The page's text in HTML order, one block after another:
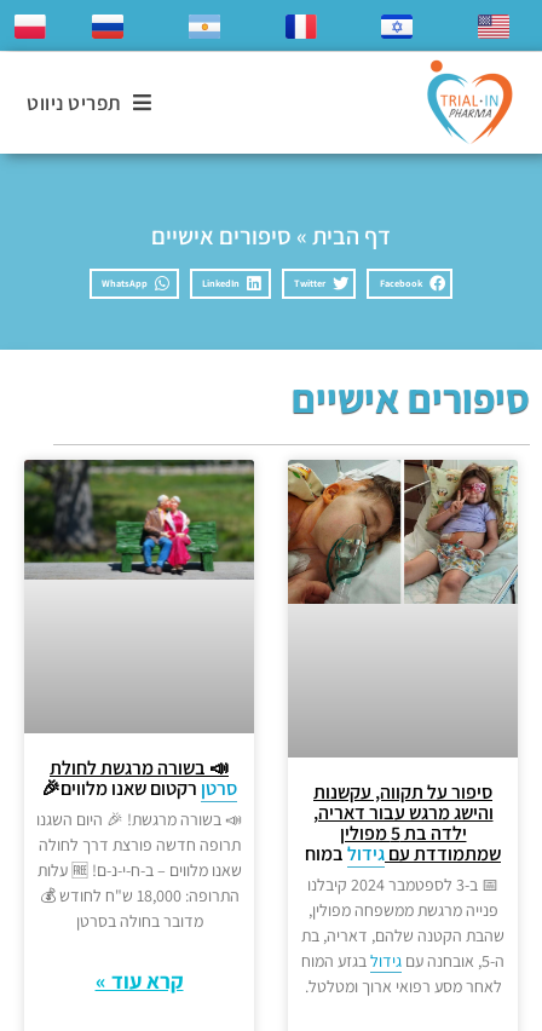
תפריט ניווט
דף הבית» סיפורים אישיים
Facebook
Twitter
LinkedIn
WhatsApp
סיפורים אישיים
סיפור על תקווה, עקשנות
והישג מרגש עבור דאריה,
ילדה בת 5 מפולין
שמתמודדת עםגידולבמוח
📅 ב-3 לספטמבר 2024 קיבלנו
פנייה מרגשת ממשפחה מפולין,
שהבת הקטנה שלהם, דאריה, בת
ה-5, אובחנה עם
גידולבגזע המוח
לאחר מסע רפואי ארוך ומטלטל.
📣 בשורה מרגשת לחולת
סרטן רקטום שאנו מלווים🎉
📣 בשורה מרגשת! 🎉 היום השגנו
תרופה חדשה פורצת דרך לחולה
שאנו מלווים – ב-ח-י-נ-ם! 🆓 עלות
התרופה: 18,000 ש"ח לחודש 💰
מדובר בחולה בסרטן
קרא עוד »